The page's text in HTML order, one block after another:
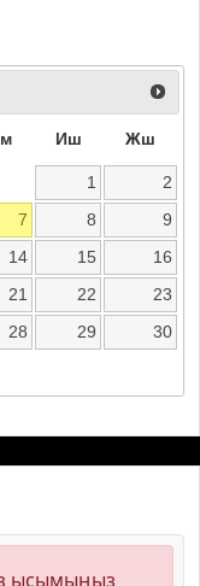
Иш Жш
1
2
7 8
9
14 15
16
21 22
23
28 29
30
ысымыңыз